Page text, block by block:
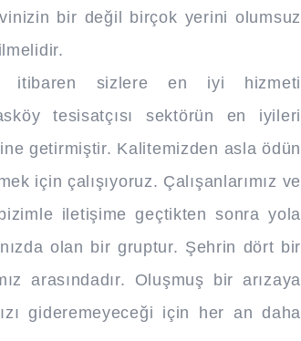
bir değil birçok yerini olumsuz
itibaren sizlere en iyi hizmeti
tesisatçısı sektörün en iyileri
getirmiştir. Kalitemizden asla ödün
için çalışıyoruz. Çalışanlarımız ve
iletişime geçtikten sonra yola
olan bir gruptur. Şehrin dört bir
arasındadır. Oluşmuş bir arızaya
gideremeyeceği için her an daha